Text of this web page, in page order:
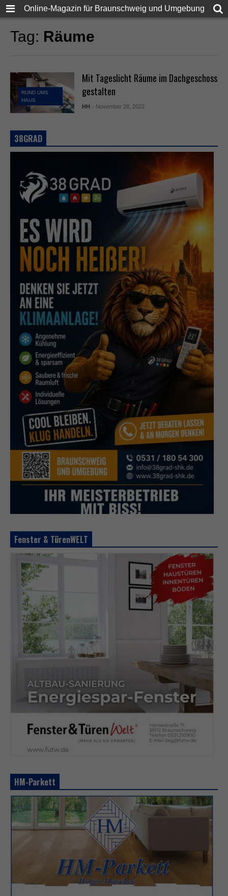
Online-Magazin für Braunschweig und Umgebung
Tag: Räume
RUND UMS
HAUS
Mit Tageslicht Räume im Dachgeschoss
gestalten
HH - November 28, 2022
38GRAD
Fenster & TürenWELT
HM-Parkett